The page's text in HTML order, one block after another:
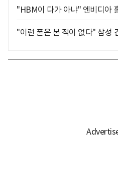
"HBM이 다가 아냐" 엔비디아
"이런 폰은 본 적이 없다" 삼성